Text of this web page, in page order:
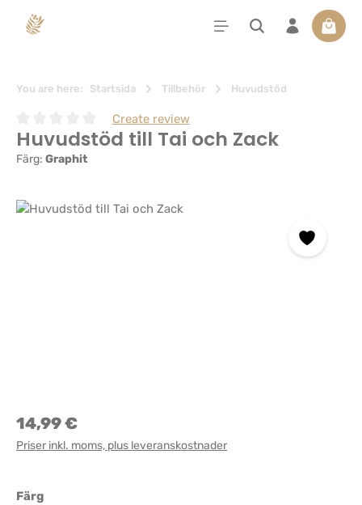
You are here: Startsida Tillbehör Huvudstöd
Genomsnittligt betyg på 0 av 5 stjärnor
Create review
Huvudstöd till Tai och Zack
Färg: Graphit
Hoppa över bildgalleri
14,99 €
Priser inkl. moms, plus leveranskostnader
Välj
Färg